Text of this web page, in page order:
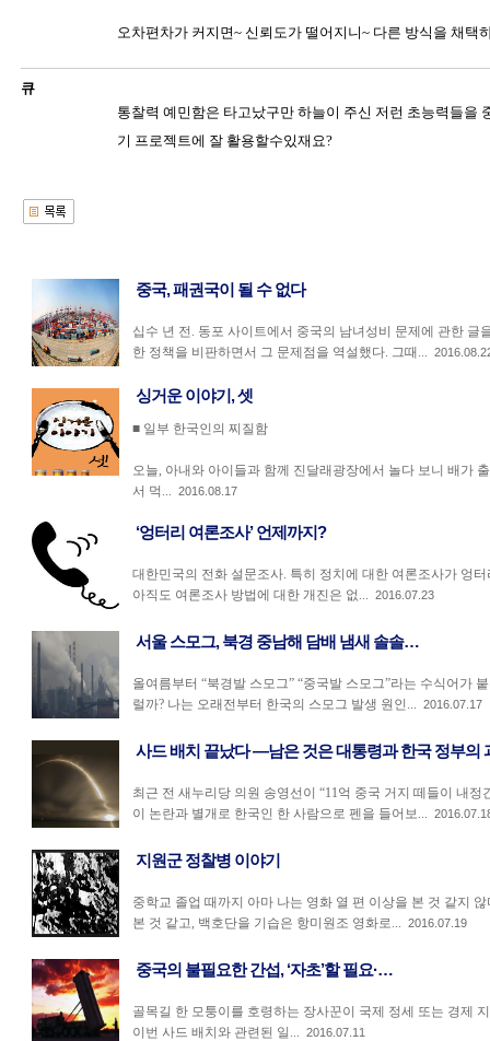
오차편차가 커지면~ 신뢰도가 떨어지니~ 다른 방식을 채택
큐
통찰력 예민함은 타고났구만 하늘이 주신 저런 초능력들을
기 프로젝트에 잘 활용할수있재요?
중국, 패권국이 될 수 없다
십수 년 전. 동포 사이트에서 중국의 남녀성비 문제에 관한 글
한 정책을 비판하면서 그 문제점을 역설했다. 그때...
싱거운 이야기, 셋
■ 일부 한국인의 찌질함
오늘, 아내와 아이들과 함께 진달래광장에서 놀다 보니 배가
서 먹... 2016.08.17
‘엉터리 여론조사’ 언제까지?
대한민국의 전화 설문조사. 특히 정치에 대한 여론조사가 엉
아직도 여론조사 방법에 대한 개진은 없... 2016.07.23
서울 스모그, 북경 중남해 담배 냄새 솔솔…
올여름부터 “북경발 스모그” “중국발 스모그”라는 수식어가
럴까? 나는 오래전부터 한국의 스모그 발생 원인... 2016.07.17
사드 배치 끝났다 ―남은 것은 대통령과 한국 정부의
최근 전 새누리당 의원 송영선이 “11억 중국 거지 떼들이 내
이 논란과 별개로 한국인 한 사람으로 펜을 들어보...
지원군 정찰병 이야기
중학교 졸업 때까지 아마 나는 영화 열 편 이상을 본 것 같지
본 것 같고, 백호단을 기습은 항미원조 영화로... 2016.07.19
중국의 불필요한 간섭, ‘자초’할 필요·…
골목길 한 모퉁이를 호령하는 장사꾼이 국제 정세 또는 경제
이번 사드 배치와 관련된 일... 2016.07.11